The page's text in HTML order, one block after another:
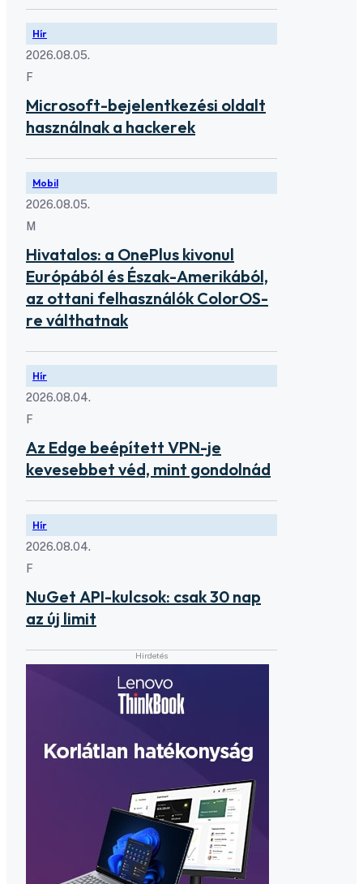
Hír
2026.08.05.
F
Microsoft-bejelentkezési oldalt
használnak a hackerek
Mobil
2026.08.05.
M
Hivatalos: a OnePlus kivonul
Európából és Észak-Amerikából,
az ottani felhasználók ColorOS-
re válthatnak
Hír
2026.08.04.
F
Az Edge beépített VPN-je
kevesebbet véd, mint gondolnád
Hír
2026.08.04.
F
NuGet API-kulcsok: csak 30 nap
az új limit